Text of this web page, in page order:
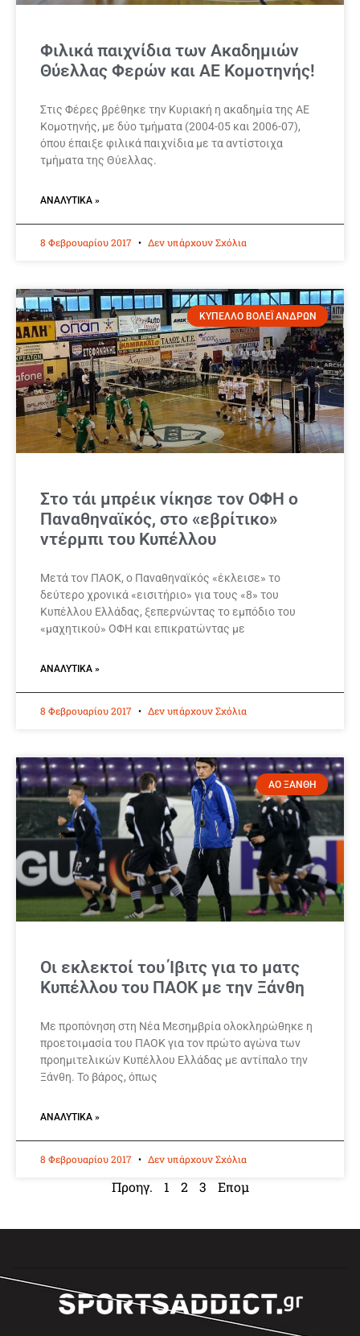
Φιλικά παιχνίδια των Ακαδημιών
Θύελλας Φερών και ΑΕ Κομοτηνής!
Στις Φέρες βρέθηκε την Κυριακή η ακαδημία της ΑΕ
Κομοτηνής, με δύο τμήματα (2004-05 και 2006-07),
όπου έπαιξε φιλικά παιχνίδια με τα αντίστοιχα
τμήματα της Θύελλας.
ΑΝΑΛΥΤΙΚΆ »
8 Φεβρουαρίου 2017 Δεν υπάρχουν Σχόλια
ΚΥΠΕΛΛΟ ΒΟΛΕΪ ΑΝΔΡΩΝ
Στο τάι μπρέικ νίκησε τον ΟΦΗ ο
Παναθηναϊκός, στο «εβρίτικο»
ντέρμπι του Κυπέλλου
Μετά τον ΠΑΟΚ, ο Παναθηναϊκός «έκλεισε» το
δεύτερο χρονικά «εισιτήριο» για τους «8» του
Κυπέλλου Ελλάδας, ξεπερνώντας το εμπόδιο του
«μαχητικού» ΟΦΗ και επικρατώντας με
ΑΝΑΛΥΤΙΚΆ »
8 Φεβρουαρίου 2017 Δεν υπάρχουν Σχόλια
ΑΟ ΞΑΝΘΗ
Οι εκλεκτοί του Ίβιτς για το ματς
Κυπέλλου του ΠΑΟΚ με την Ξάνθη
Με προπόνηση στη Νέα Μεσημβρία ολοκληρώθηκε η
προετοιμασία του ΠΑΟΚ για τον πρώτο αγώνα των
προημιτελικών Κυπέλλου Ελλάδας με αντίπαλο την
Ξάνθη. Το βάρος, όπως
ΑΝΑΛΥΤΙΚΆ »
8 Φεβρουαρίου 2017 Δεν υπάρχουν Σχόλια
Προηγ. 1 2 3 Επομ